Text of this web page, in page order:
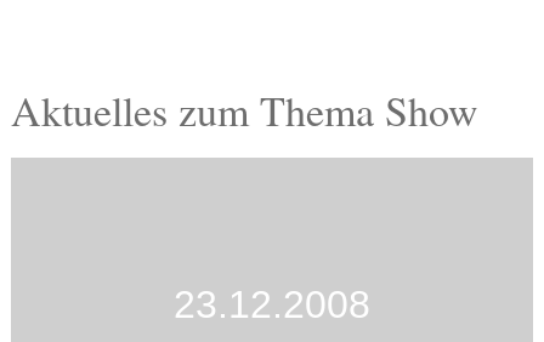
Verkehr
Aktuelles zum Thema Show
23.12.2008